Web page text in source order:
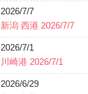
2026/7/7
新潟 西港 2026/7/7
2026/7/1
川崎港 2026/7/1
2026/6/29